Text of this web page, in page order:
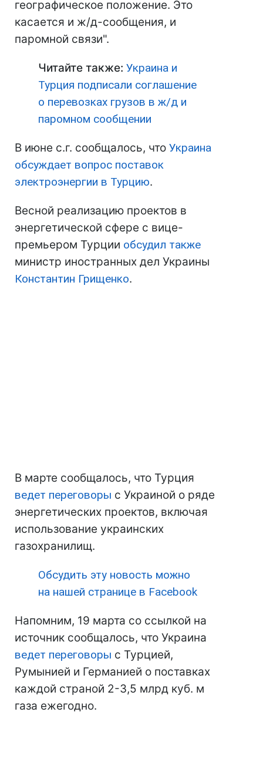
географическое положение. Это
касается и ж/д-сообщения, и
паромной связи".
Читайте также: Украина и
Турция подписали соглашение
о перевозках грузов в ж/д и
паромном сообщении
В июне с.г. сообщалось, что Украина
обсуждает вопрос поставок
электроэнергии в Турцию.
Весной реализацию проектов в
энергетической сфере с вице-
премьером Турции обсудил также
министр иностранных дел Украины
Константин Грищенко.
В марте сообщалось, что Турция
ведет переговоры с Украиной о ряде
энергетических проектов, включая
использование украинских
газохранилищ.
Обсудить эту новость можно
на нашей странице в Facebook
Напомним, 19 марта со ссылкой на
источник сообщалось, что Украина
ведет переговоры с Турцией,
Румынией и Германией о поставках
каждой страной 2-3,5 млрд куб. м
газа ежегодно.